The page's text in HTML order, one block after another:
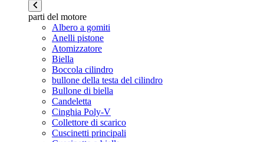
parti del motore
Albero a gomiti
Anelli pistone
Atomizzatore
Biella
Boccola cilindro
bullone della testa del cilindro
Bullone di biella
Candeletta
Cinghia Poly-V
Collettore di scarico
Cuscinetti principali